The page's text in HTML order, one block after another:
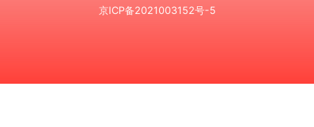
京ICP备2021003152号-5